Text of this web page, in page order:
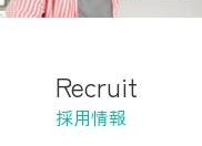
Recruit
採用情報